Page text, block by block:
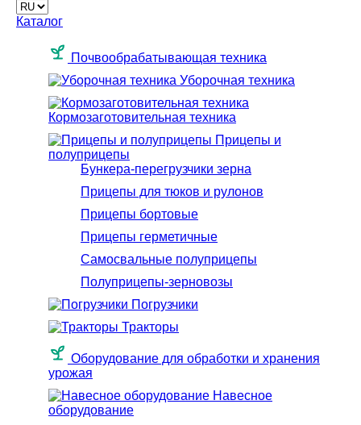
Каталог
Почвообрабатывающая техника
Уборочная техника
Кормозаготовительная техника
Прицепы и
полуприцепы
Бункера-перегрузчики зерна
Прицепы для тюков и рулонов
Прицепы бортовые
Прицепы герметичные
Самосвальные полуприцепы
Полуприцепы-зерновозы
Погрузчики
Тракторы
Оборудование для обработки и хранения
урожая
Навесное
оборудование